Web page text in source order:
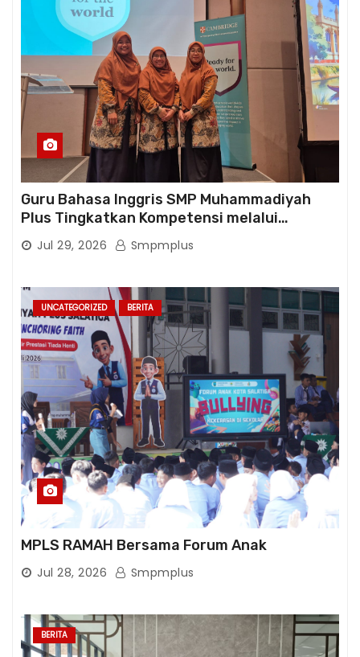
Guru Bahasa Inggris SMP Muhammadiyah
Plus Tingkatkan Kompetensi melalui
Pelatihan Cambridge Life Skills in Action
Jul 29, 2026 Smpmplus
UNCATEGORIZED BERITA
MPLS RAMAH Bersama Forum Anak
Jul 28, 2026 Smpmplus
BERITA